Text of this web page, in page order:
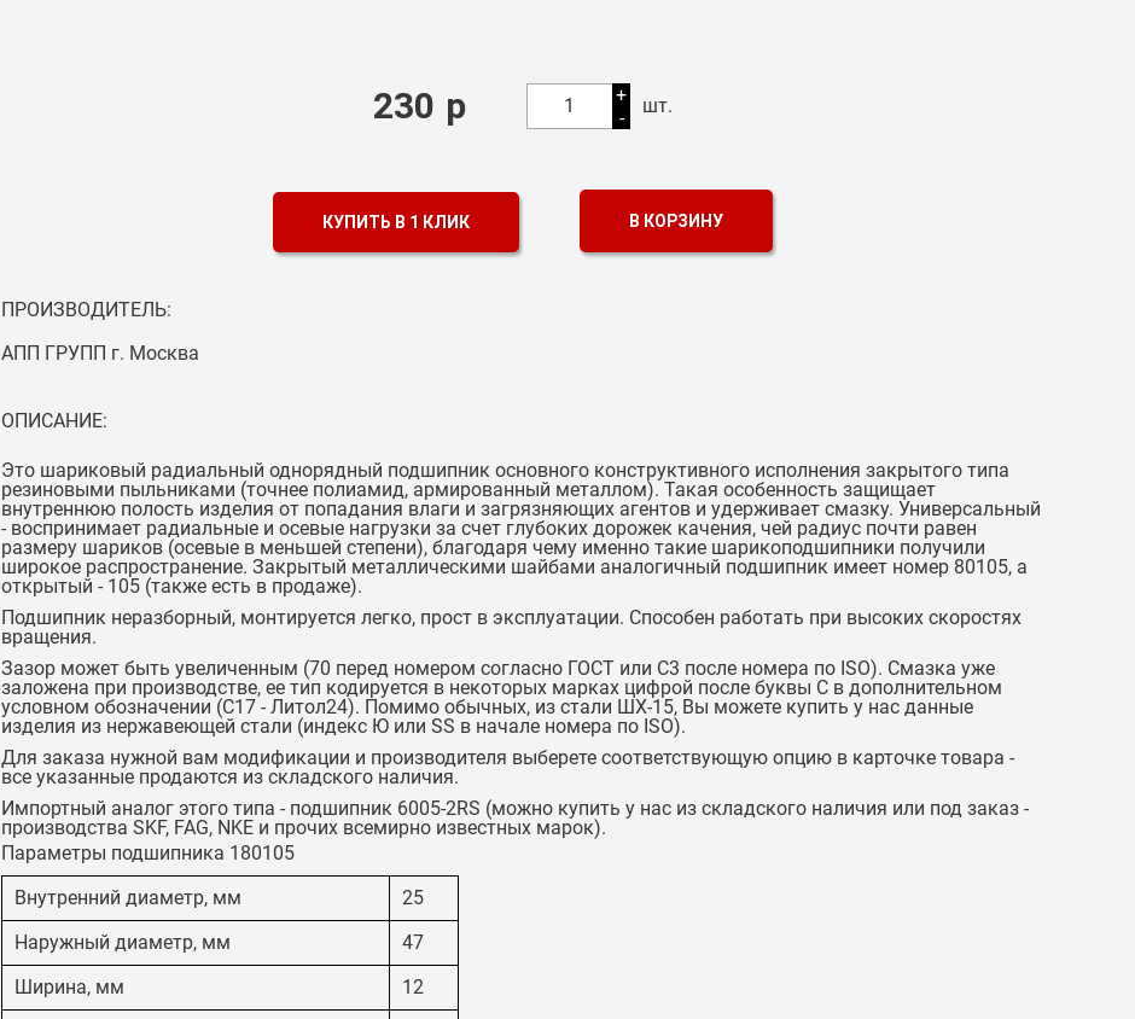
230 р 1
+
-
шт.
КУПИТЬ В 1 КЛИК В КОРЗИНУ
ПРОИЗВОДИТЕЛЬ:
АПП ГРУПП г. Москва
ОПИСАНИЕ:
Это шариковый радиальный однорядный подшипник основного конструктивного исполнения закрытого типа
резиновыми пыльниками (точнее полиамид, армированный металлом). Такая особенность защищает
внутреннюю полость изделия от попадания влаги и загрязняющих агентов и удерживает смазку. Универсальный
- воспринимает радиальные и осевые нагрузки за счет глубоких дорожек качения, чей радиус почти равен
размеру шариков (осевые в меньшей степени), благодаря чему именно такие шарикоподшипники получили
широкое распространение. Закрытый металлическими шайбами аналогичный подшипник имеет номер 80105, а
открытый - 105 (также есть в продаже).
Подшипник неразборный, монтируется легко, прост в эксплуатации. Способен работать при высоких скоростях
вращения.
Зазор может быть увеличенным (70 перед номером согласно ГОСТ или C3 после номера по ISO). Смазка уже
заложена при производстве, ее тип кодируется в некоторых марках цифрой после буквы С в дополнительном
условном обозначении (С17 - Литол24). Помимо обычных, из стали ШХ-15, Вы можете купить у нас данные
изделия из нержавеющей стали (индекс Ю или SS в начале номера по ISO).
Для заказа нужной вам модификации и производителя выберете соответствующую опцию в карточке товара -
все указанные продаются из складского наличия.
Импортный аналог этого типа - подшипник 6005-2RS (можно купить у нас из складского наличия или под заказ -
производства SKF, FAG, NKE и прочих всемирно известных марок).
Параметры подшипника 180105
Внутренний диаметр, мм
25
Наружный диаметр, мм
47
Ширина, мм
12